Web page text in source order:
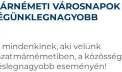
VÁROSNAPOK
mindenkinek, aki velünk
a közösség
eseményén!